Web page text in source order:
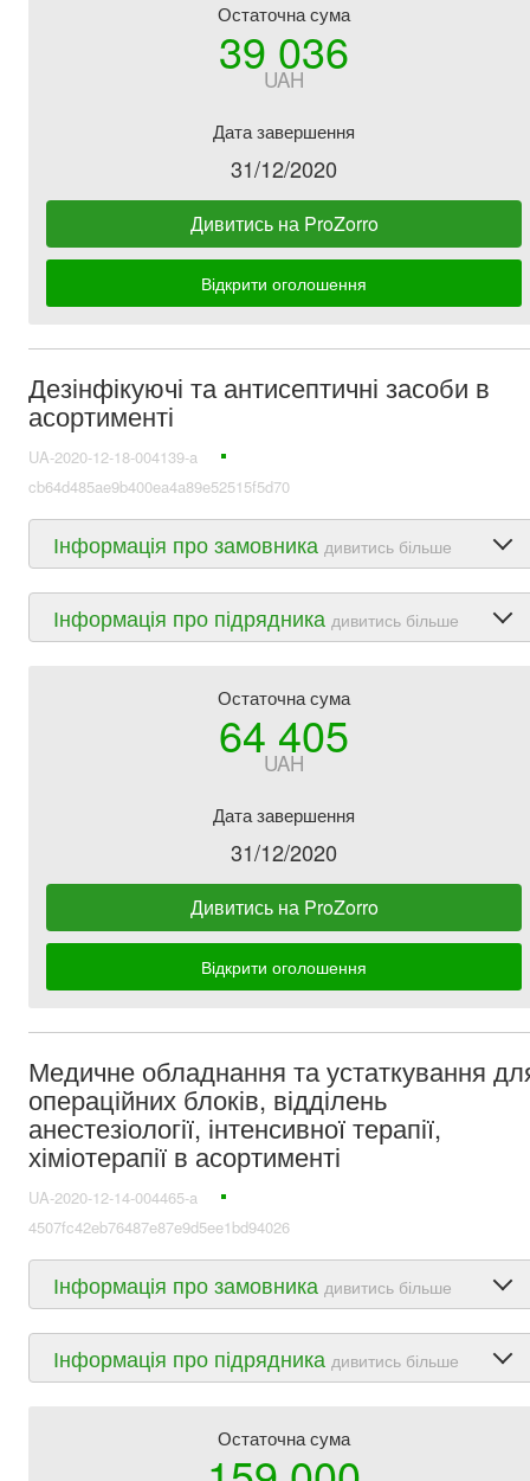
Остаточна сума
39 036
UAH
Дата завершення
31/12/2020
Дивитись на ProZorro
Відкрити оголошення
Дезінфікуючі та антисептичні засоби в
асортименті
UA-2020-12-18-004139-a
cb64d485ae9b400ea4a89e52515f5d70
Інформація про замовника дивитись більше
Інформація про підрядника дивитись більше
Остаточна сума
64 405
UAH
Дата завершення
31/12/2020
Дивитись на ProZorro
Відкрити оголошення
Медичне обладнання та устаткування
операційних блоків, відділень
анестезіології, інтенсивної терапії,
хіміотерапії в асортименті
UA-2020-12-14-004465-a
4507fc42eb76487e87e9d5ee1bd94026
Інформація про замовника дивитись більше
Інформація про підрядника дивитись більше
Остаточна сума